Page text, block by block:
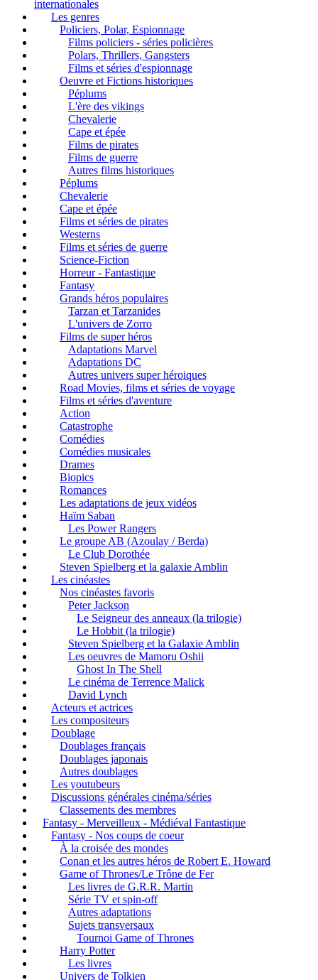
internationales
Les genres
Policiers, Polar, Espionnage
Films policiers - séries policières
Polars, Thrillers, Gangsters
Films et séries d'espionnage
Oeuvre et Fictions historiques
Péplums
L'ère des vikings
Chevalerie
Cape et épée
Films de pirates
Films de guerre
Autres films historiques
Péplums
Chevalerie
Cape et épée
Films et séries de pirates
Westerns
Films et séries de guerre
Science-Fiction
Horreur - Fantastique
Fantasy
Grands héros populaires
Tarzan et Tarzanides
L'univers de Zorro
Films de super héros
Adaptations Marvel
Adaptations DC
Autres univers super héroiques
Road Movies, films et séries de voyage
Films et séries d'aventure
Action
Catastrophe
Comédies
Comédies musicales
Drames
Biopics
Romances
Les adaptations de jeux vidéos
Haïm Saban
Les Power Rangers
Le groupe AB (Azoulay / Berda)
Le Club Dorothée
Steven Spielberg et la galaxie Amblin
Les cinéastes
Nos cinéastes favoris
Peter Jackson
Le Seigneur des anneaux (la trilogie)
Le Hobbit (la trilogie)
Steven Spielberg et la Galaxie Amblin
Les oeuvres de Mamoru Oshii
Ghost In The Shell
Le cinéma de Terrence Malick
David Lynch
Acteurs et actrices
Les compositeurs
Doublage
Doublages français
Doublages japonais
Autres doublages
Les youtubeurs
Discussions générales cinéma/séries
Classements des membres
Fantasy - Merveilleux - Médiéval Fantastique
Fantasy - Nos coups de coeur
À la croisée des mondes
Conan et les autres héros de Robert E. Howard
Game of Thrones/Le Trône de Fer
Les livres de G.R.R. Martin
Série TV et spin-off
Autres adaptations
Sujets transversaux
Tournoi Game of Thrones
Harry Potter
Les livres
Univers de Tolkien